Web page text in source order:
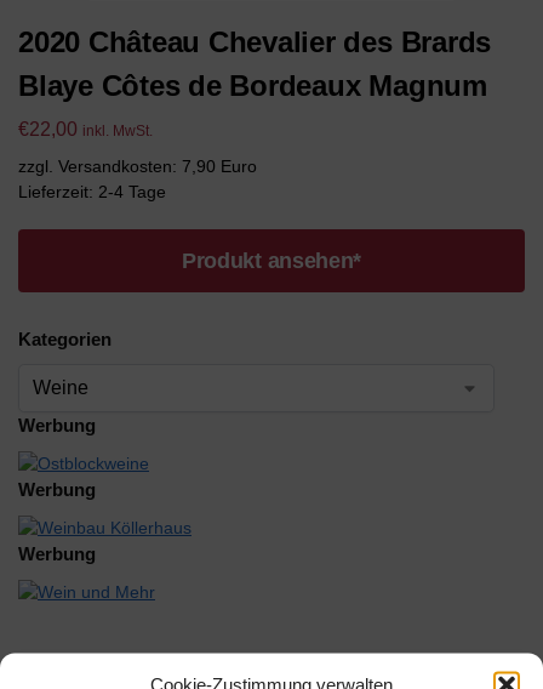
Cookie-Zustimmung verwalten
2020 Château Chevalier des Brards
Blaye Côtes de Bordeaux Magnum
€22,00 inkl. MwSt.
zzgl. Versandkosten: 7,90 Euro
Lieferzeit: 2-4 Tage
Produkt ansehen*
Kategorien
Werbung
Werbung
Werbung